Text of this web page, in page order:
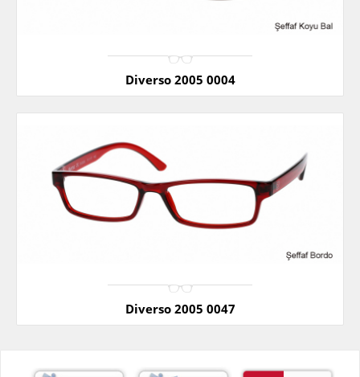
Diverso 2005 0004
Diverso 2005 0047